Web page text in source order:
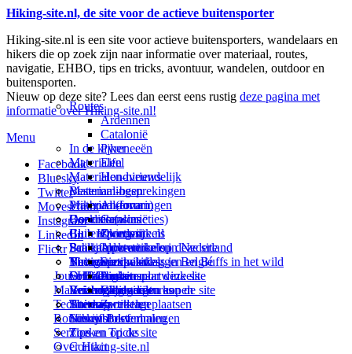
Hiking-site.nl, de site voor de actieve buitensporter
Hiking-site.nl is een site voor actieve buitensporters, wandelaars en
hikers die op zoek zijn naar informatie over materiaal, routes,
navigatie, EHBO, tips en tricks, avontuur, wandelen, outdoor en
buitensporten.
Nieuw op deze site? Lees dan eerst eens rustig deze pagina met
informatie over Hiking-site.nl!
Menu
Facebook
Bluesky
Twitter
Movescount
Instagram
LinkedIn
Flickr
Jouw Hiking-site.nl
Prikbord (forum)
Goodies (winacties)
Club Hiking-site.nl
Schrijfblok-artikelen
Virtuele exposities
Fotoalbums
Materialen: kiezen en kopen
In de kijker
Materialen
Materialen-nieuws
Materiaal-besprekingen
Materiaal-ervaringen
Boekrecensies
Buitensportwinkels
Buitensportwinkels in Nederland
Buitensportwinkels in Belgié
Online buitensportwinkels
Reisboekhandels
Technieken
Navigatie
EHBO
Verzorging
Thema-artikelen
Routes en Bestemmingen
Routes
Ardennen
Catalonië
Pyreneeën
Eifel
Hondvriendelijk
Bestemmingen
Andorra
Catalonië
Zweden
Paalkamperen
Thema-artikelen
Andorra
Catalonië
Zweden
Schrijfblokverhalen
Service
Buitensportvacatures
Buitensportstageplaatsen
Links
Tips en Tricks
Over Hiking-site.nl
Deze site
Over mij
Adverteren op deze site
Summit-vlaggen en Buffs in het wild
Linken naar deze site
Wijzigingen aan de site
Sitemap
Nieuwsbrief
Zoeken op de site
Contact